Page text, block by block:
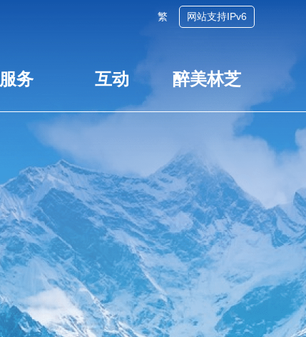
繁 网站支持IPv6
服务 互动 醉美林芝